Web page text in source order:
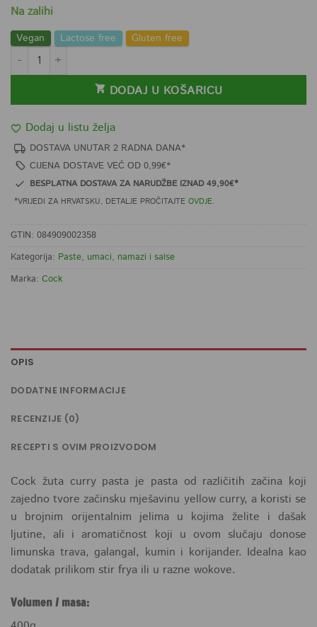
Na zalihi
Vegan Lactose free
Gluten free
Cock žuta curry pasta 400g količina
DODAJ U KOŠARICU
Dodaj u listu želja
DOSTAVA UNUTAR 2 RADNA DANA*
CIJENA DOSTAVE VEĆ OD 0,99€*
BESPLATNA DOSTAVA ZA NARUDŽBE IZNAD 49,90€*
*VRIJEDI ZA HRVATSKU, DETALJE PROČITAJTE OVDJE.
GTIN: 084909002358
Kategorija: Paste, umaci, namazi i salse
Marka: Cock
OPIS
DODATNE INFORMACIJE
RECENZIJE (0)
RECEPTI S OVIM PROIZVODOM
Cock žuta curry pasta je pasta od različitih začina koji
zajedno tvore začinsku mješavinu yellow curry, a koristi se
u brojnim orijentalnim jelima u kojima želite i dašak
ljutine, ali i aromatičnost koji u ovom slučaju donose
limunska trava, galangal, kumin i korijander. Idealna kao
dodatak prilikom stir frya ili u razne wokove.
Volumen / masa: